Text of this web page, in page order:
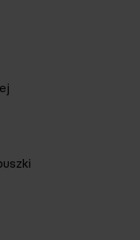
i wagami